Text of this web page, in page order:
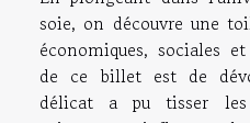
soie, on découvre une
économiques, sociales
de ce billet est de
délicat a pu tisser